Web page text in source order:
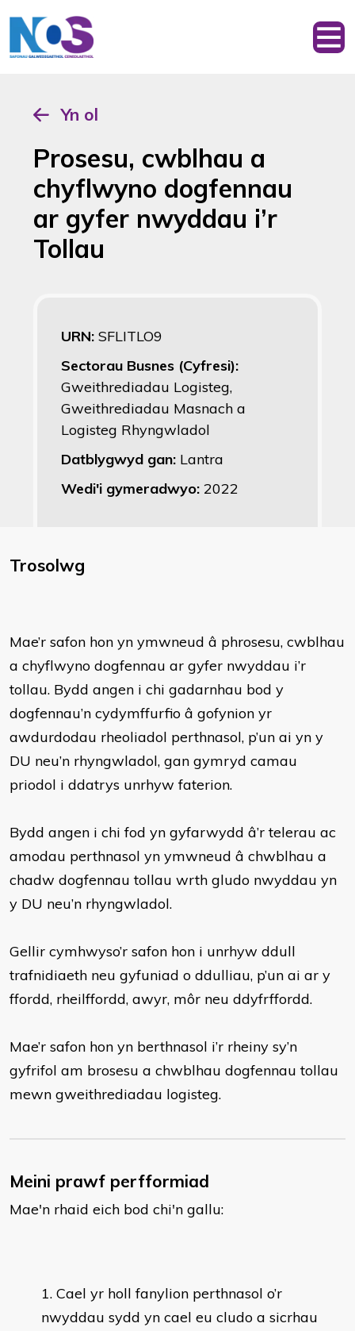
Yn ol
Prosesu, cwblhau a
chyflwyno dogfennau
ar gyfer nwyddau i’r
Tollau
URN: SFLITLO9
Sectorau Busnes (Cyfresi):
Gweithrediadau Logisteg,
Gweithrediadau Masnach a
Logisteg Rhyngwladol
Datblygwyd gan: Lantra
Wedi'i gymeradwyo: 2022
Trosolwg
Mae’r safon hon yn ymwneud â phrosesu, cwblhau
a chyflwyno dogfennau ar gyfer nwyddau i’r
tollau. Bydd angen i chi gadarnhau bod y
dogfennau’n cydymffurfio â gofynion yr
awdurdodau rheoliadol perthnasol, p’un ai yn y
DU neu’n rhyngwladol, gan gymryd camau
priodol i ddatrys unrhyw faterion.
Bydd angen i chi fod yn gyfarwydd â’r telerau ac
amodau perthnasol yn ymwneud â chwblhau a
chadw dogfennau tollau wrth gludo nwyddau yn
y DU neu’n rhyngwladol.
Gellir cymhwyso’r safon hon i unrhyw ddull
trafnidiaeth neu gyfuniad o ddulliau, p’un ai ar y
ffordd, rheilffordd, awyr, môr neu ddyfrffordd.
Mae’r safon hon yn berthnasol i’r rheiny sy’n
gyfrifol am brosesu a chwblhau dogfennau tollau
mewn gweithrediadau logisteg.
Meini prawf perfformiad
Mae'n rhaid eich bod chi'n gallu:
Cael yr holl fanylion perthnasol o’r
nwyddau sydd yn cael eu cludo a sicrhau